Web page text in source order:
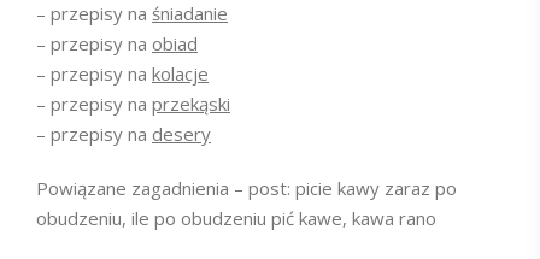
– przepisy na śniadanie
– przepisy na obiad
– przepisy na kolacje
– przepisy na przekąski
– przepisy na desery
Powiązane zagadnienia – post: picie kawy zaraz po
obudzeniu, ile po obudzeniu pić kawe, kawa rano